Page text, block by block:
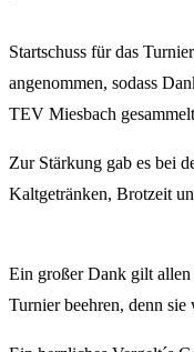
Startschuss für das
angenommen, sodass
TEV Miesbach
Zur Stärkung gab es bei
Kaltgetränken, Brotzeit
Ein großer Dank gilt allen
Turnier beehren, denn